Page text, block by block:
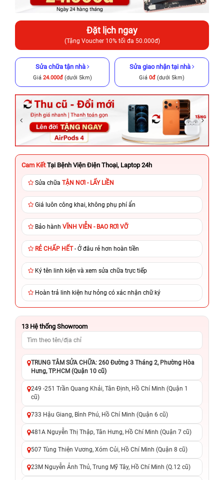
Đặt lịch ngay
(Tặng Voucher 10% tối đa 50.000đ)
Sửa chữa tận nhà
Giá 24.000đ(dưới 5km)
Sửa giao nhận tại nhà
Giá 0đ (dưới 5km)
Cam Kết Tại Bệnh Viện Điện Thoại, Laptop 24h
Sửa chữa TẬN NƠI - LẤY LIỀN
Giá luôn công khai, không phụ phí ẩn
Bảo hành VĨNH VIỄN - BAO RƠI VỠ
RẺ CHẤP HẾT- Ở đâu rẻ hơn hoàn tiền
Ký tên linh kiện và xem sửa chữa trực tiếp
Hoàn trả linh kiện hư hỏng có xác nhận chữ ký
13 Hệ thống Showroom
TRUNG TÂM SỬA CHỮA: 260 Đường 3 Tháng 2, Phường Hòa
Hưng, TP.HCM (Quận 10 cũ)
249 -251 Trần Quang Khải, Tân Định, Hồ Chí Minh (Quận 1
cũ)
733 Hậu Giang, Bình Phú, Hồ Chí Minh (Quận 6 cũ)
481A Nguyễn Thị Thập, Tân Hưng, Hồ Chí Minh (Quận 7 cũ)
507 Tùng Thiện Vương, Xóm Củi, Hồ Chí Minh (Quận 8 cũ)
23M Nguyễn Ảnh Thủ, Trung Mỹ Tây, Hồ Chí Minh (Q.12 cũ)